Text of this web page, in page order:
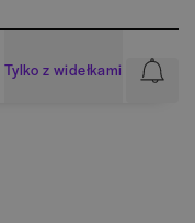
Tylko z widełkami